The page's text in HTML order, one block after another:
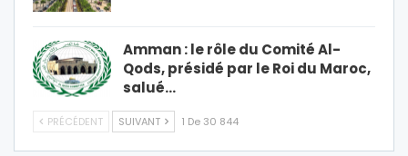
Amman : le rôle du Comité Al-
Qods, présidé par le Roi du Maroc,
salué…
PRÉCÉDENT SUIVANT 1 De 30 844